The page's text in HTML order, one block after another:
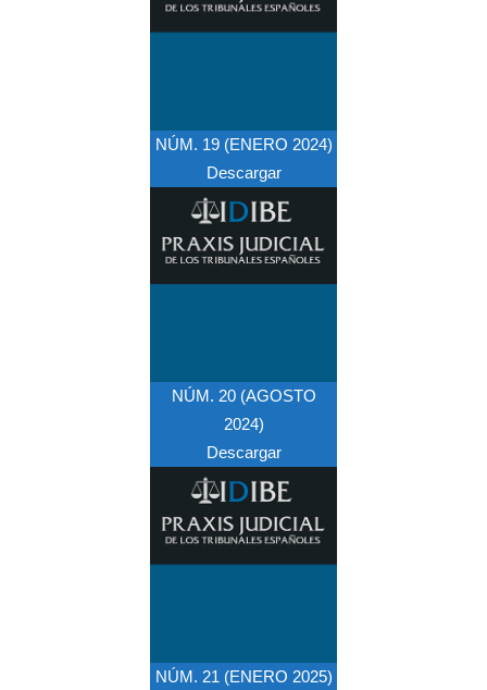
NÚM. 19 (ENERO 2024)
Descargar
NÚM. 20 (AGOSTO
2024)
Descargar
NÚM. 21 (ENERO 2025)